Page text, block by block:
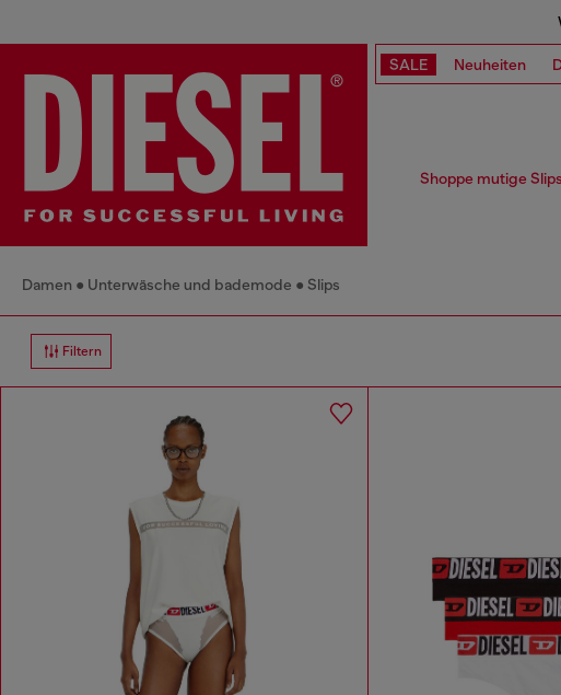
SALE Neuheiten
Shoppe mutige
Damen Unterwäsche und bademode Slips
Filtern